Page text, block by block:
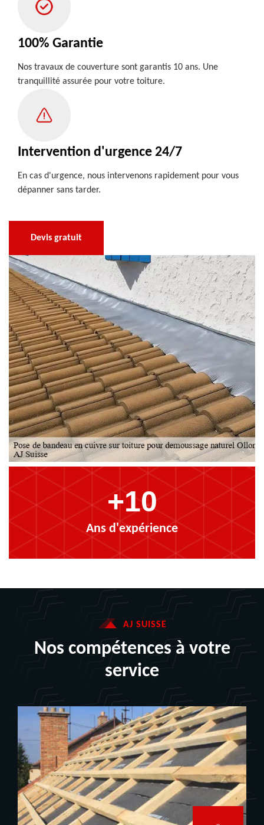
+10
Ans d'expérience
100% Garantie
Nos travaux de couverture sont garantis 10 ans. Une
tranquillité assurée pour votre toiture.
Intervention d'urgence 24/7
En cas d'urgence, nous intervenons rapidement pour vous
dépanner sans tarder.
Devis gratuit
AJ SUISSE
Nos compétences à votre
service